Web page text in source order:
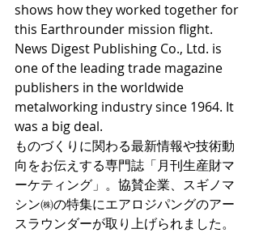
shows how they worked together for
this Earthrounder mission flight.
News Digest Publishing Co., Ltd. is
one of the leading trade magazine
publishers in the worldwide
metalworking industry since 1964. It
was a big deal.
ものづくりに関わる最新情報や技術動
向をお伝えする専門誌「月刊生産財マ
ーケティング」。協賛企業、スギノマ
シン㈱の特集にエアロジパングのアー
スラウンダーが取り上げられました。